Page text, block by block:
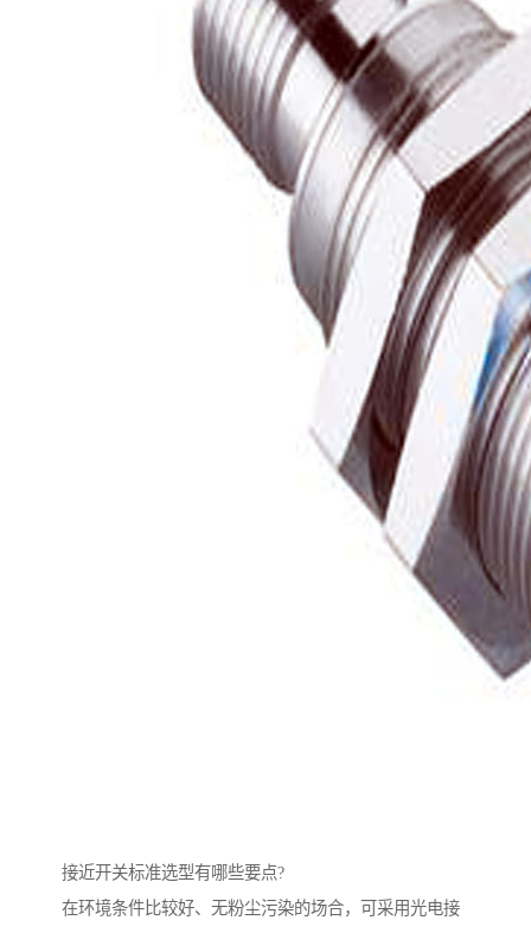
接近开关标准选型有哪些要点?
在环境条件比较好、无粉尘污染的场合，可采用光电接